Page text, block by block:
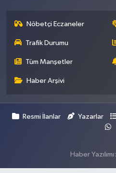
Nöbetçi Eczaneler
Trafik Durumu
Tüm Manşetler
Haber Arşivi
Resmi İlanlar Yazarlar
Haber Yazılımı: